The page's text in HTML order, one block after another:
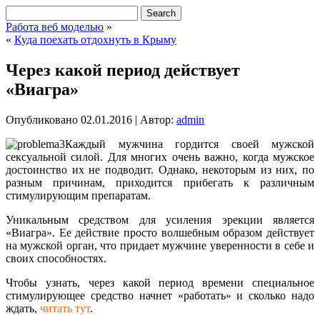
Работа веб моделью »
« Куда поехать отдохнуть в Крыму
Через какой период действует
«Виагра»
Опубликовано 02.01.2016 | Автор: admin
Каждый мужчина гордится своей мужской
сексуальной силой. Для многих очень важно, когда мужское
достоинство их не подводит. Однако, некоторым из них, по
разным причинам, приходится прибегать к различным
стимулирующим препаратам.
Уникальным средством для усиления эрекции является
«Виагра». Ее действие просто волшебным образом действует
на мужской орган, что придает мужчине уверенности в себе и
своих способностях.
Чтобы узнать, через какой период времени специальное
стимулирующее средство начнет «работать» и сколько надо
ждать, читать тут.